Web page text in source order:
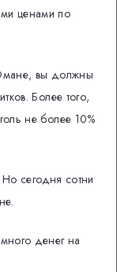
ценами по
вы должны
Более того,
не более 10%
сегодня сотни
денег на